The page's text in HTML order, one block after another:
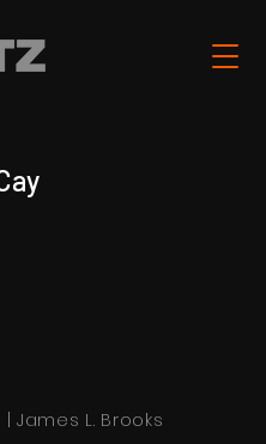
| James L. Brooks